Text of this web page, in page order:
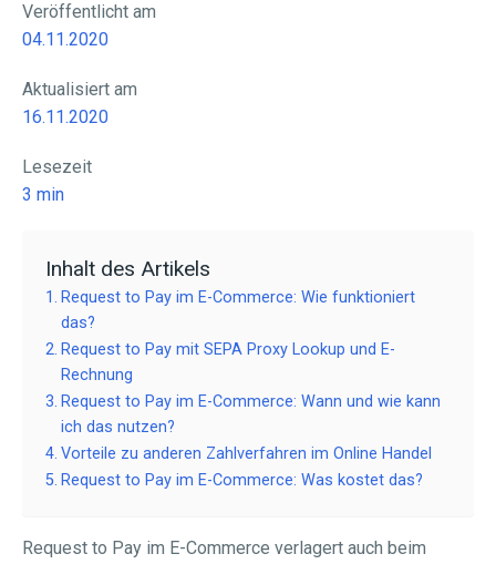
Veröffentlicht am
04.11.2020
Aktualisiert am
16.11.2020
Lesezeit
3 min
Inhalt des Artikels
Request to Pay im E-Commerce: Wie funktioniert
das?
Request to Pay mit SEPA Proxy Lookup und E-
Rechnung
Request to Pay im E-Commerce: Wann und wie kann
ich das nutzen?
Vorteile zu anderen Zahlverfahren im Online Handel
Request to Pay im E-Commerce: Was kostet das?
Request to Pay im E-Commerce verlagert auch beim